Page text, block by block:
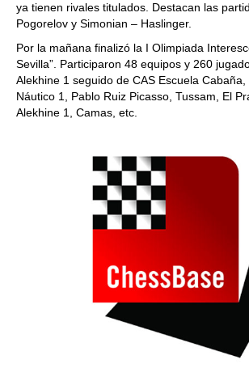
ya tienen rivales titulados. Destacan las
Pogorelov y Simonian – Haslinger.
Por la mañana finalizó la I Olimpiada
Sevilla”. Participaron 48 equipos y 260
Alekhine 1 seguido de CAS Escuela Cabaña,
Náutico 1, Pablo Ruiz Picasso, Tussam, El
Alekhine 1, Camas, etc.